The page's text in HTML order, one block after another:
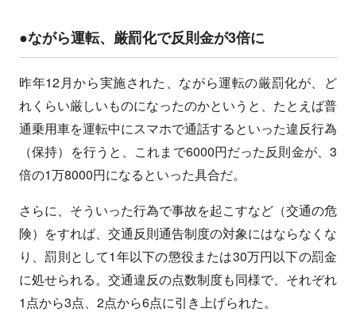
●ながら運転、厳罰化で反則金が3倍に
昨年12月から実施された、ながら運転の厳罰化が、ど
れくらい厳しいものになったのかというと、たとえば普
通乗用車を運転中にスマホで通話するといった違反行為
（保持）を行うと、これまで6000円だった反則金が、3
倍の1万8000円になるといった具合だ。
さらに、そういった行為で事故を起こすなど（交通の危
険）をすれば、交通反則通告制度の対象にはならなくな
り、罰則として1年以下の懲役または30万円以下の罰金
に処せられる。交通違反の点数制度も同様で、それぞれ
1点から3点、2点から6点に引き上げられた。